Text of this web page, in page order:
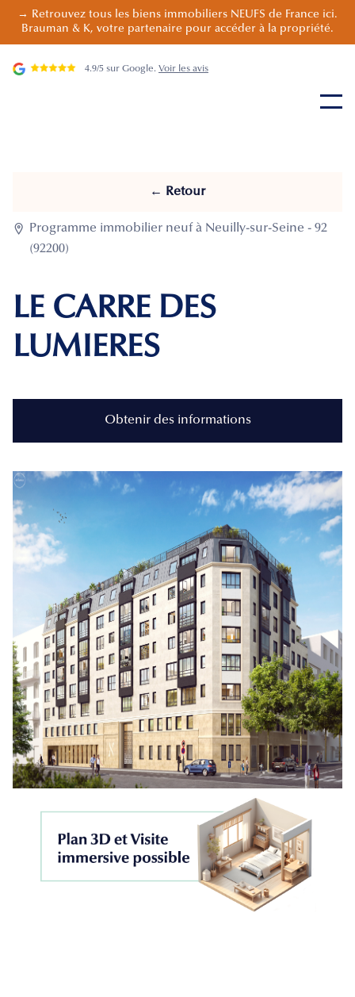
→ Retrouvez tous les biens immobiliers NEUFS de France ici.
Brauman & K, votre partenaire pour accéder à la propriété.
4.9/5 sur Google. Voir les avis
← Retour

Programme immobilier neuf à Neuilly-sur-Seine - 92
(92200)
LE CARRE DES
LUMIERES
Obtenir des informations